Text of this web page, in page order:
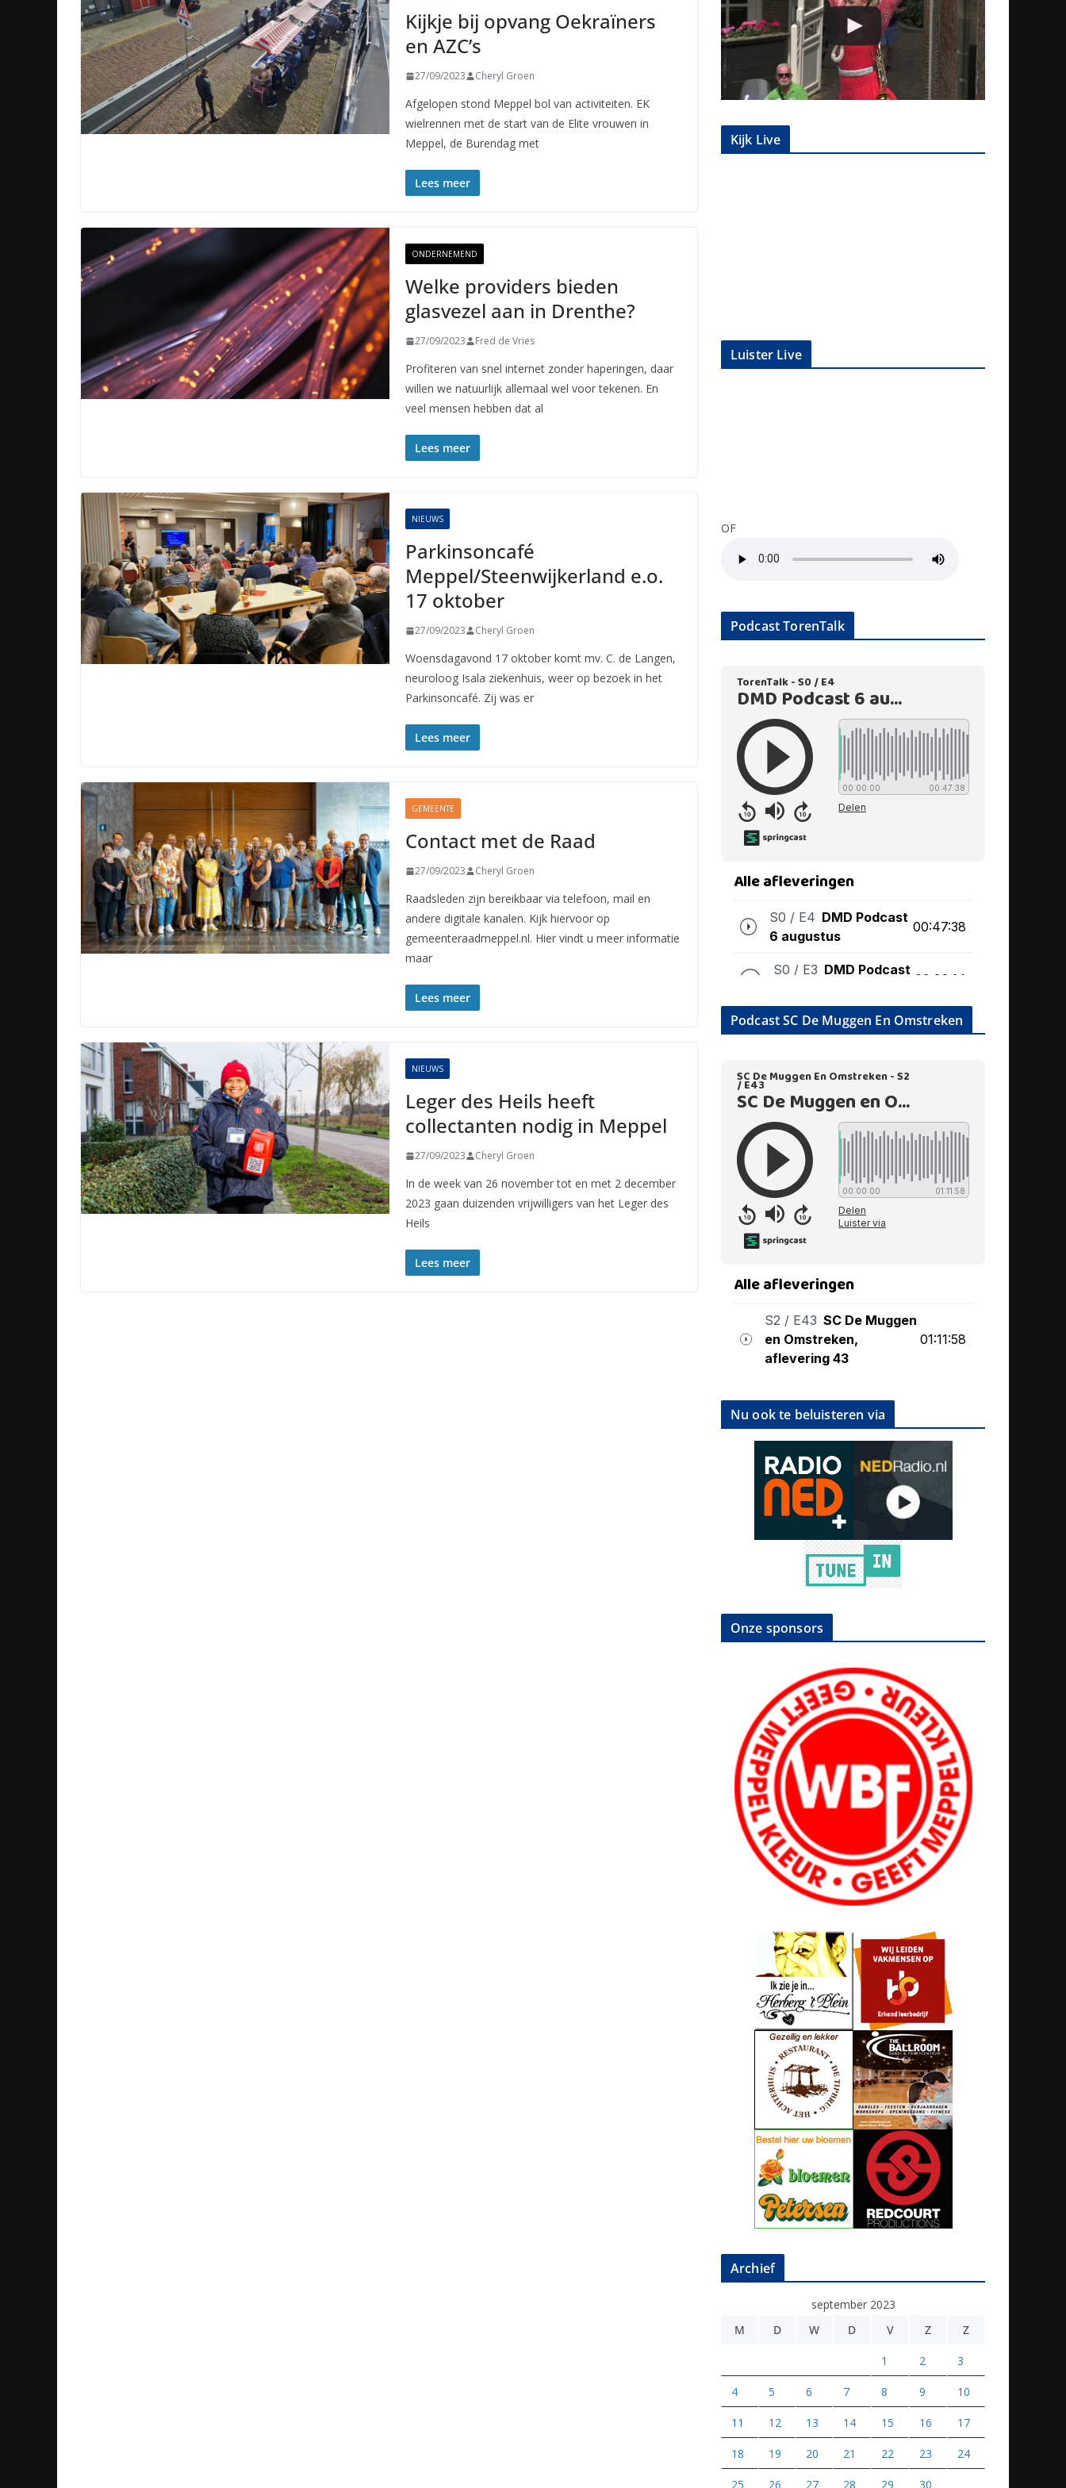
Kijkje bij opvang Oekraïners
en AZC’s
27/09/2023 Cheryl Groen
Afgelopen stond Meppel bol van activiteiten. EK
wielrennen met de start van de Elite vrouwen in
Meppel, de Burendag met
Lees meer
ONDERNEMEND
Welke providers bieden
glasvezel aan in Drenthe?
27/09/2023 Fred de Vries
Profiteren van snel internet zonder haperingen, daar
willen we natuurlijk allemaal wel voor tekenen. En
veel mensen hebben dat al
Lees meer
NIEUWS
Parkinsoncafé
Meppel/Steenwijkerland e.o.
17 oktober
27/09/2023 Cheryl Groen
Woensdagavond 17 oktober komt mv. C. de Langen,
neuroloog Isala ziekenhuis, weer op bezoek in het
Parkinsoncafé. Zij was er
Lees meer
GEMEENTE
Contact met de Raad
27/09/2023 Cheryl Groen
Raadsleden zijn bereikbaar via telefoon, mail en
andere digitale kanalen. Kijk hiervoor op
gemeenteraadmeppel.nl. Hier vindt u meer informatie
maar
Lees meer
NIEUWS
Leger des Heils heeft
collectanten nodig in Meppel
27/09/2023 Cheryl Groen
In de week van 26 november tot en met 2 december
2023 gaan duizenden vrijwilligers van het Leger des
Heils
Lees meer
Kijk Live
Luister Live
OF
Podcast TorenTalk
Podcast SC De Muggen En Omstreken
Nu ook te beluisteren via
Onze sponsors
Archief
september 2023
M
D W D V Z Z
1 2 3
4 5 6 7 8 9 10
11 12 13 14 15 16 17
18 19 20 21 22 23 24
25 26 27 28 29 30